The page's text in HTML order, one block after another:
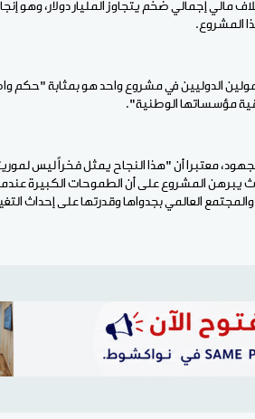
مالي إجمالي ضخم يتجاوز المليار دولار، وهو
المشروع.
الدوليين في مشروع واحد هو بمثابة "حكم
مؤسساتها الوطنية".
معتبرا أن "هذا النجاح يمثل فخراً ليس
يبرهن المشروع على أن الطموحات الكبيرة
العالمي بجدواها وقدرتها على إحداث